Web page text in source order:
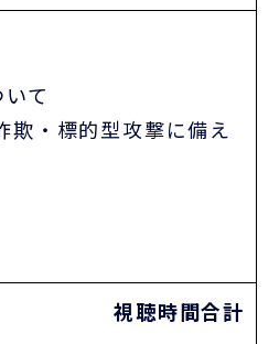
て
欺・標的型攻撃に備え
視聴時間合計